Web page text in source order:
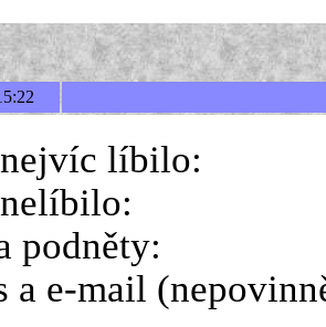
líbilo:
podněty:
a e-mail